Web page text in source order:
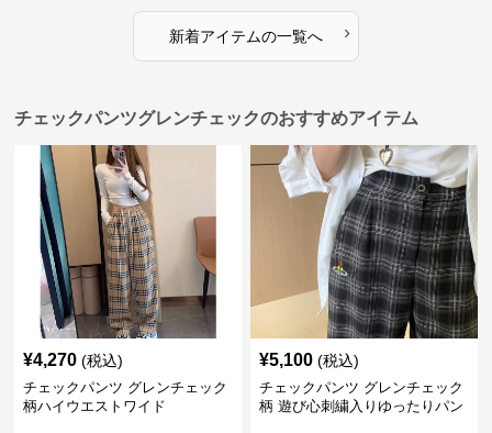
新着アイテムの一覧へ ›
チェックパンツグレンチェックのおすすめアイテム
¥4,270 (税込)
チェックパンツ グレンチェック
柄ハイウエストワイド
¥5,100 (税込)
チェックパンツ グレンチェック
柄 遊び心刺繍入りゆったりパン